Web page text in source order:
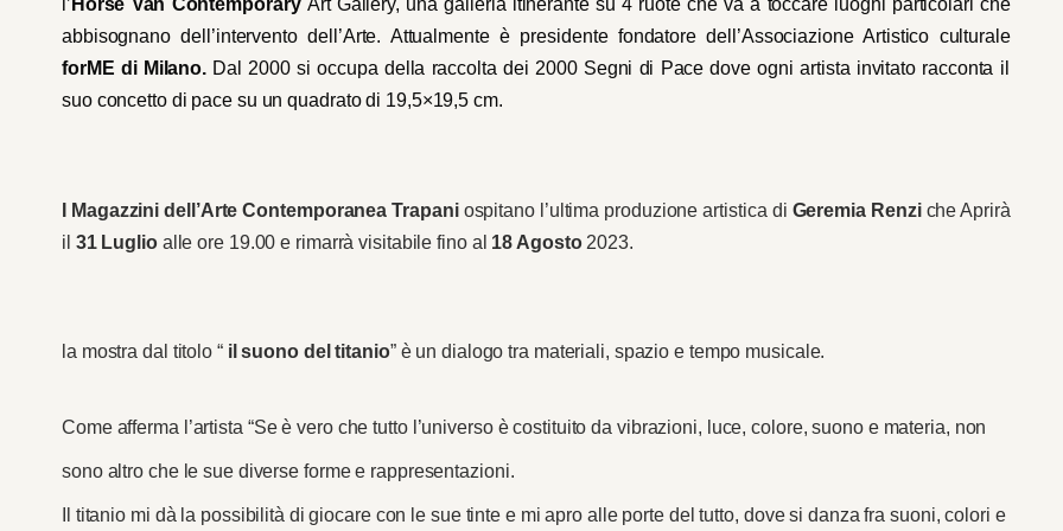
l’ Horse Van Contemporary Art Gallery, una galleria itinerante su 4 ruote che va a toccare luoghi particolari che
abbisognano dell’intervento dell’Arte. Attualmente è presidente fondatore dell’Associazione Artistico culturale
forME di Milano. Dal 2000 si occupa della raccolta dei 2000 Segni di Pace dove ogni artista invitato racconta il
suo concetto di pace su un quadrato di 19,5×19,5 cm.
Magazzini dell’Arte ContemporaneaTrapani ospitano l’ultima produzione artistica di Geremia Renzi cheAprirà
il 31 Luglio alle ore 19.00e rimarrà visitabile fino al 18 Agosto2023.
la mostra dal titolo “ il suono del titanio” è un dialogo tra materiali, spazio e tempo musicale.
Come afferma l’artista “Se è vero che tutto l’universo è costituito da vibrazioni, luce, colore, suono e materia, non
sono altro che le sue diverse forme e rappresentazioni.
Il titanio mi dà la possibilità di giocare con le sue tinte e mi apro alle porte del tutto, dove si danza fra suoni, colori e